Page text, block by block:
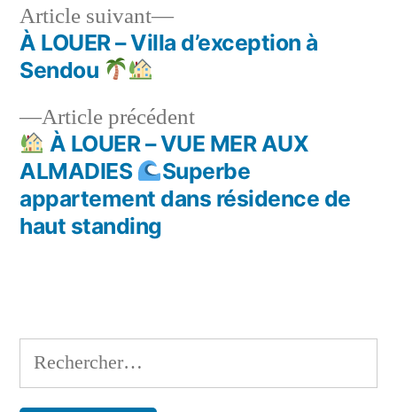
Navigation
l’article
Article précédentArticle
précédent :
À LOUER – VUE MER AUX
ALMADIES
Superbe
appartement dans résidence de
haut standing
Article suivant
Article
suivant :
À LOUER – Villa d’exception à
Sendou
Rechercher :